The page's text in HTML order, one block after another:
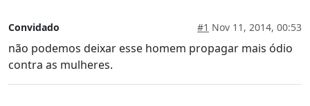
Convidado #1 Nov 11, 2014, 00:53
não podemos deixar esse homem propagar mais ódio
contra as mulheres.